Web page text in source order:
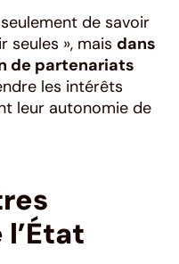
de savoir
seules », mais dans
de partenariats
les intérêts
leur autonomie de